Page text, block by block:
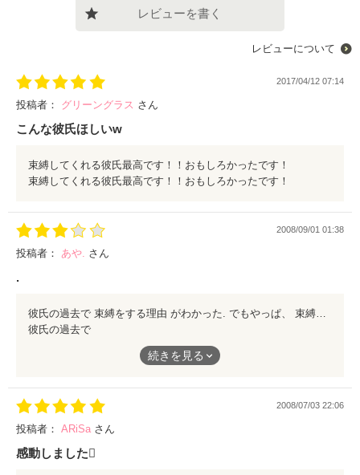
レビューを書く
レビューについて
2017/04/12 07:14
投稿者： グリーングラス さん
こんな彼氏ほしいw
束縛してくれる彼氏最高です！！おもしろかったです！
束縛してくれる彼氏最高です！！おもしろかったです！
2008/09/01 01:38
投稿者： あや. さん
.
彼氏の過去で 束縛をする理由 がわかった. でもやっぱ、 束縛はやだ!
彼氏の過去で
続きを見る
2008/07/03 22:06
投稿者： ARiSa さん
感動しました